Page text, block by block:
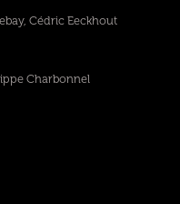
Cédric Eeckhout
Charbonnel